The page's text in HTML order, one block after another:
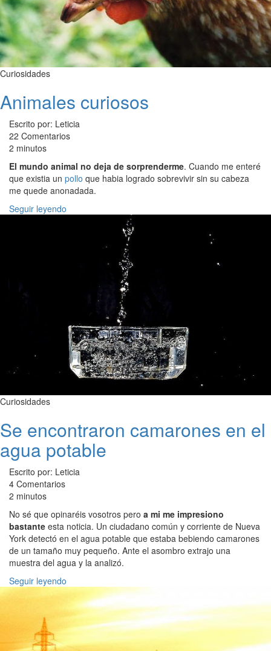
Curiosidades
Animales curiosos
Escrito por: Leticia
22 Comentarios
2 minutos
El mundo animal no deja de sorprenderme. Cuando me enteré
que existia un pollo que habia logrado sobrevivir sin su cabeza
me quede anonadada.
Seguir leyendo
Curiosidades
Se encontraron camarones en el
agua potable
Escrito por: Leticia
4 Comentarios
2 minutos
No sé que opinaréis vosotros pero a mi me impresiono
bastante esta noticia. Un ciudadano común y corriente de Nueva
York detectó en el agua potable que estaba bebiendo camarones
de un tamaño muy pequeño. Ante el asombro extrajo una
muestra del agua y la analizó.
Seguir leyendo